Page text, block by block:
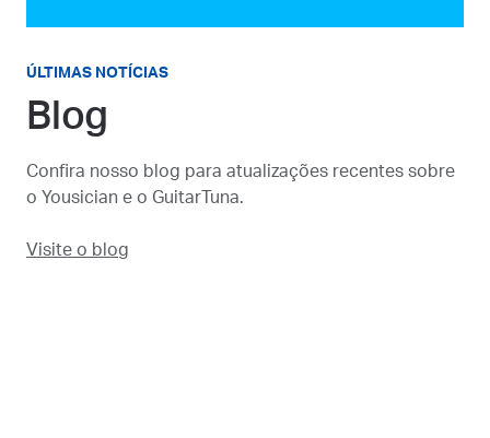
ÚLTIMAS NOTÍCIAS
Blog
Confira nosso blog para atualizações recentes sobre
o Yousician e o GuitarTuna.
Visite o blog